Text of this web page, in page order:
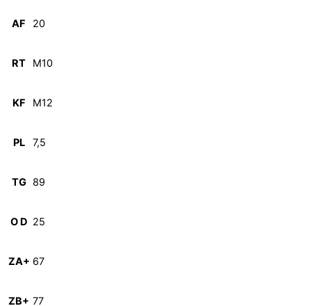
AF 20
RT M10
KF M12
PL 7,5
TG 89
O D 25
ZA+ 67
ZB+ 77